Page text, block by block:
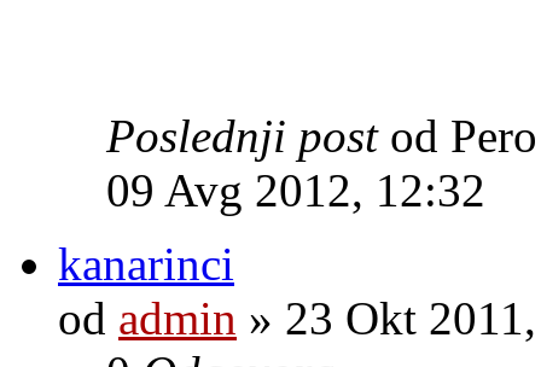
Poslednji post od
09 Avg 2012, 12:32
kanarinci
od admin » 23 Okt